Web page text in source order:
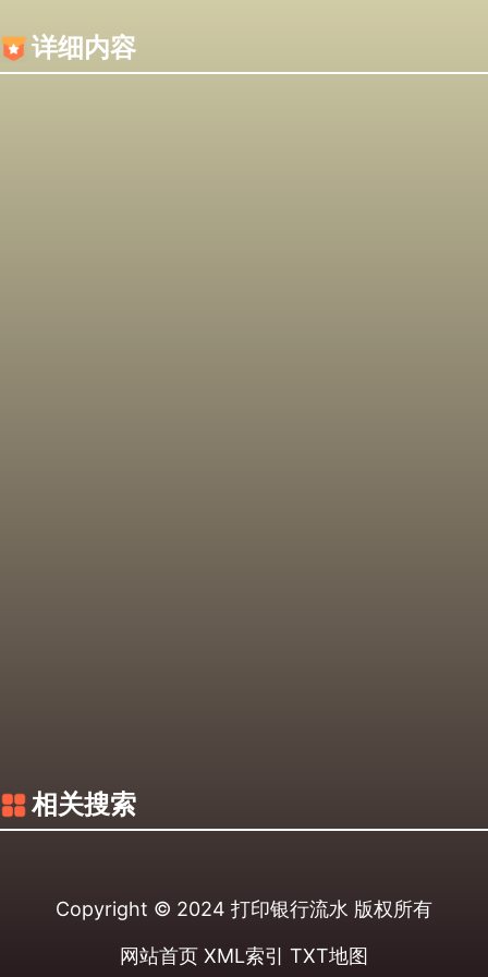
详细内容
相关搜索
Copyright © 2024 打印银行流水 版权所有
网站首页 XML索引 TXT地图